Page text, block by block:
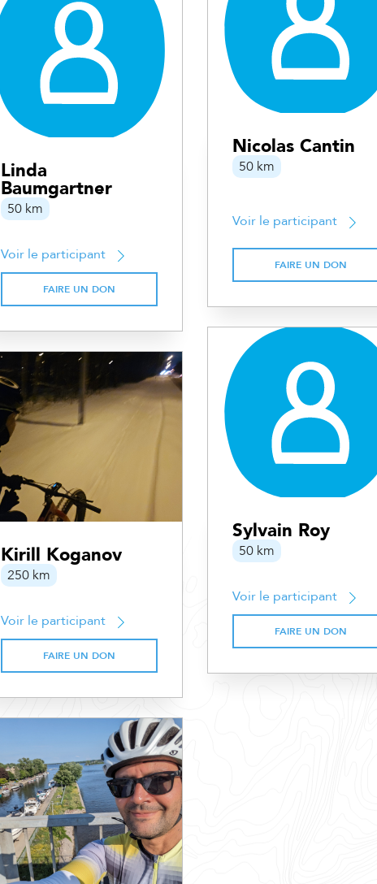
Linda
Baumgartner
50 km
Voir le participant
FAIRE UN DON
Nicolas Cantin
50 km
Voir le participant
FAIRE UN DON
Kirill Koganov
250 km
Voir le participant
FAIRE UN DON
Sylvain Roy
50 km
Voir le participant
FAIRE UN DON